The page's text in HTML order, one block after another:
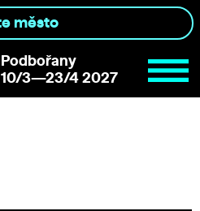
Podbořany
10/3—23/4 2027